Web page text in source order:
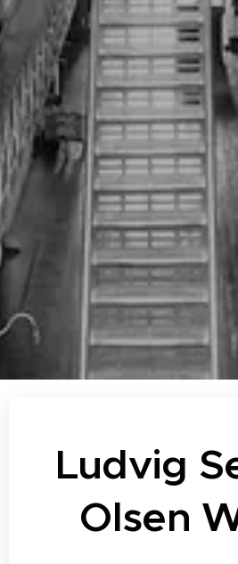
Ludvig
Olsen